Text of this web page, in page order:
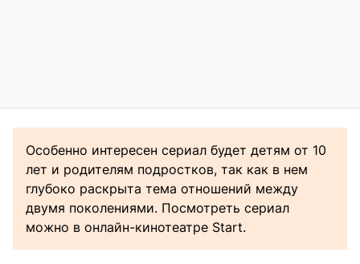
Особенно интересен сериал будет детям от 10
лет и родителям подростков, так как в нем
глубоко раскрыта тема отношений между
двумя поколениями. Посмотреть сериал
можно в онлайн-кинотеатре Start.